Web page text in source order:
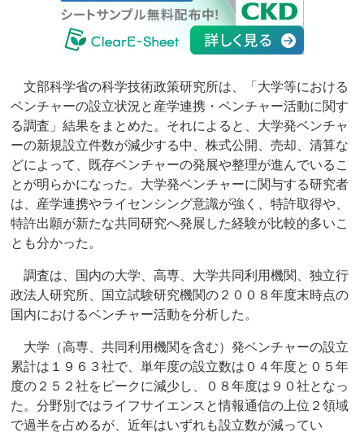
文部科学省の科学技術政策研究所は、「大学等における
ベンチャーの設立状況と産学連携・ベンチャー活動に関す
る調査」結果をまとめた。それによると、大学発ベンチャ
ーの新規設立件数が減少する中、株式公開、売却、清算な
どによって、既存ベンチャーの発展や整理が進んでいるこ
とが明らかになった。大学発ベンチャーに関与する研究者
は、産学連携やライセンシング意識が強く、特許取得や、
特許出願が新たな共同研究へ発展した経験が比較的多いこ
とも分かった。
調査は、国内の大学、高専、大学共同利用機関、独立行
政法人研究所、国立試験研究機関の２００８年度末時点の
国内におけるベンチャー活動を分析した。
大学（高専、共同利用機関を含む）発ベンチャーの設立
累計は１９６３社で、単年度の設立数は０４年度と０５年
度の２５２社をピークに減少し、０８年度は９０社となっ
た。分野別ではライフサイエンスと情報通信の上位２領域
で過半を占めるが、近年はいずれも設立数が減ってい